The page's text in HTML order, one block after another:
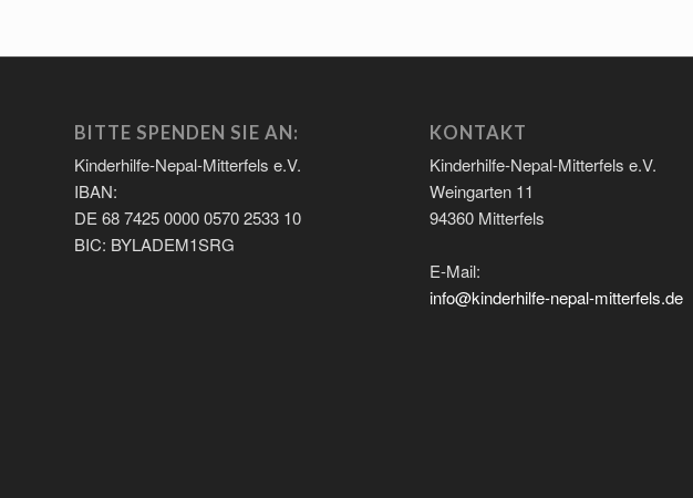
BITTE SPENDEN SIE AN:
Kinderhilfe-Nepal-Mitterfels e.V.
IBAN:
DE 68 7425 0000 0570 2533 10
BIC: BYLADEM1SRG
KONTAKT
Kinderhilfe-Nepal-Mitterfels e.V.
Weingarten 11
94360 Mitterfels
E-Mail:
info@kinderhilfe-nepal-mitterfels.de